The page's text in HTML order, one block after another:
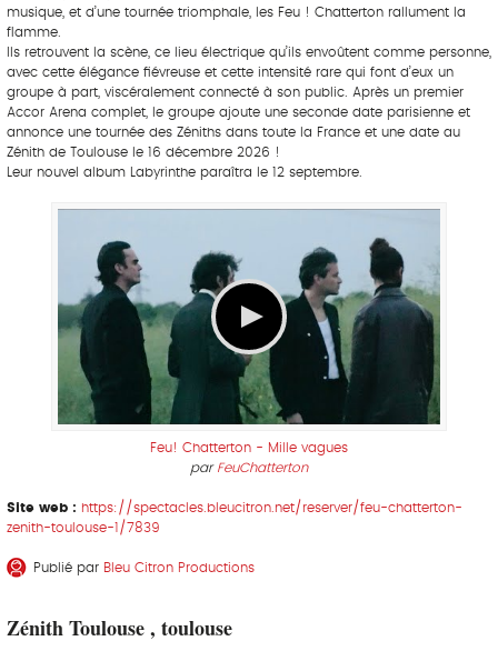
musique, et d’une tournée triomphale, les Feu ! Chatterton rallument la
flamme.
Ils retrouvent la scène, ce lieu électrique qu’ils envoûtent comme personne,
avec cette élégance fiévreuse et cette intensité rare qui font d’eux un
groupe à part, viscéralement connecté à son public. Après un premier
Accor Arena complet, le groupe ajoute une seconde date parisienne et
annonce une tournée des Zéniths dans toute la France et une date au
Zénith de Toulouse le 16 décembre 2026 !
Leur nouvel album Labyrinthe paraîtra le 12 septembre.
Feu! Chatterton - Mille vagues
par FeuChatterton
Site web : https://spectacles.bleucitron.net/reserver/feu-chatterton-
zenith-toulouse-1/7839
Publié par Bleu Citron Productions
Zénith Toulouse , toulouse